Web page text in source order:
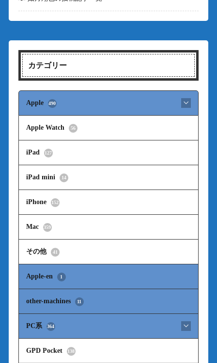
カテゴリー
Apple 490
Apple Watch 56
iPad 127
iPad mini 14
iPhone 152
Mac 359
その他 41
Apple-en 1
other-machines 11
PC系 364
GPD Pocket 138